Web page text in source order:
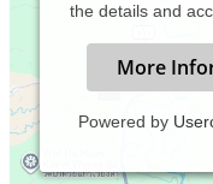
the details and
More
Powered by
Praxiszeiten: